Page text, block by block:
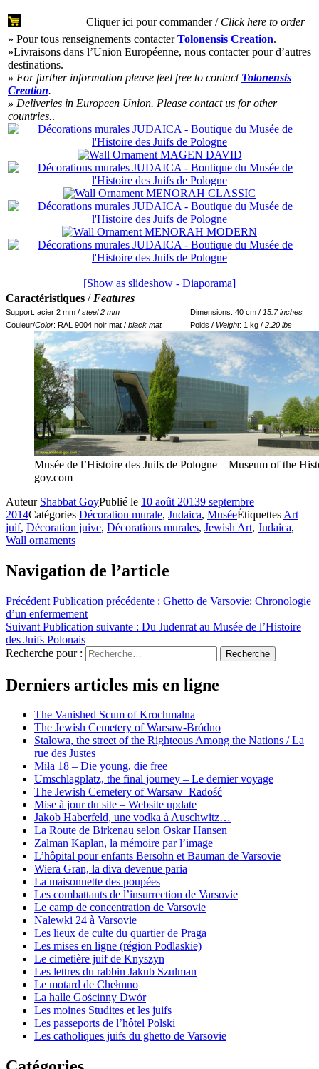
Cliquer ici pour commander / Click here to order
» Pour tous renseignements contacterTolonensis Creation.
»Livraisons dans l’Union Européenne, nous contacter pour d’autres
destinations.
» For further information please feel free to contact Tolonensis
Creation.
» Deliveries in Europeen Union. Please contact us for other
countries..
[Show as slideshow - Diaporama]
Caractéristiques / Features
Support: acier 2 mm / steel 2 mm
Couleur/Color: RAL 9004 noir mat / black mat
Dimensions: 40 cm / 15.7 inches
Poids / Weight: 1 kg / 2.20 lbs
Musée de l’Histoire des Juifs de Pologne – Museum of the
goy.com
Auteur Shabbat GoyPublié le 10 août 20139 septembre
2014Catégories Décoration murale, Judaica, MuséeÉtiquettes Art
juif, Décoration juive, Décorations murales, Jewish Art, Judaica,
Wall ornaments
Navigation de l’article
Précédent Publication précédente : Ghetto de Varsovie: Chronologie
d’un enfermement
Suivant Publication suivante : Du Judenrat au Musée de l’Histoire
des Juifs Polonais
Recherche pour :
Recherche
Derniers articles mis en ligne
The Vanished Scum of Krochmalna
The Jewish Cemetery of Warsaw-Bródno
Stalowa, the street of the Righteous Among the Nations / La
rue des Justes
Miła 18 – Die young, die free
Umschlagplatz, the final journey – Le dernier voyage
The Jewish Cemetery of Warsaw–Radość
Mise à jour du site – Website update
Jakob Haberfeld, une vodka à Auschwitz…
La Route de Birkenau selon Oskar Hansen
Zalman Kaplan, la mémoire par l’image
L’hôpital pour enfants Bersohn et Bauman de Varsovie
Wiera Gran, la diva devenue paria
La maisonnette des poupées
Les combattants de l’insurrection de Varsovie
Le camp de concentration de Varsovie
Nalewki 24 à Varsovie
Les lieux de culte du quartier de Praga
Les mises en ligne (région Podlaskie)
Le cimetière juif de Knyszyn
Les lettres du rabbin Jakub Szulman
Le motard de Chełmno
La halle Gościnny Dwór
Les moines Studites et les juifs
Les passeports de l’hôtel Polski
Les catholiques juifs du ghetto de Varsovie